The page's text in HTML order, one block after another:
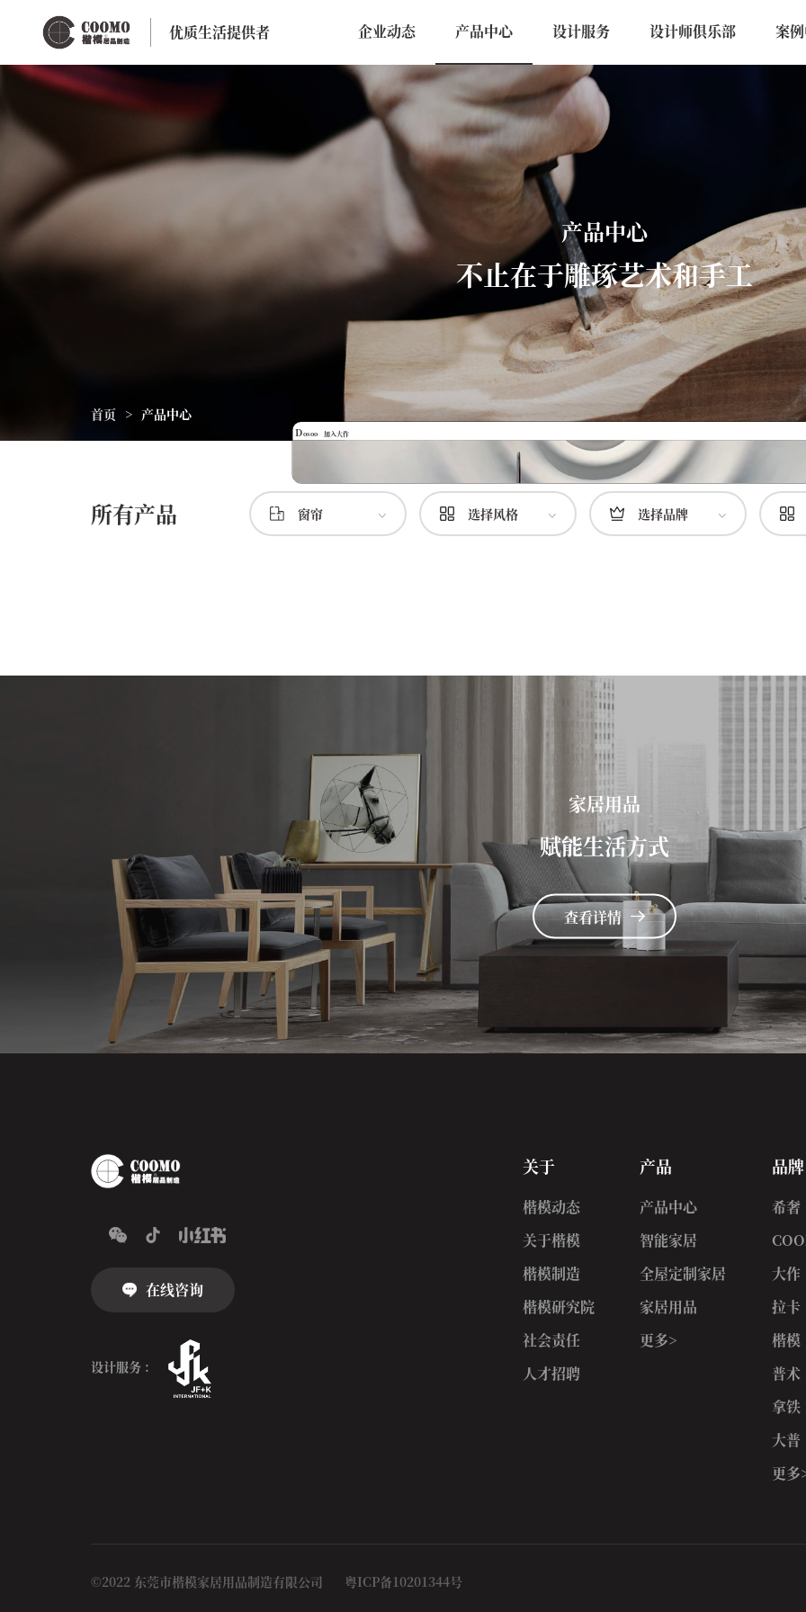
优质生活提供者 企业动态 产品中心 设计服务 设计师俱乐部 案
产品中心
不止在于雕琢艺术和手工
Dosoo 加入大作
首页 > 产品中心
所有产品 窗帘 选择风格 选择品牌
家居用品
赋能生活方式
查看详情
在线咨询
设计服务 :
关于
楷模动态
关于楷模
楷模制造
楷模研究院
社会责任
人才招聘
产品
产品中心
智能家居
全屋定制家居
家居用品
更多>
品牌
希奢
大作
拉卡
楷模
普术
拿铁
大普
更多
©2022 东莞市楷模家居用品制造有限公司 粤ICP备10201344号